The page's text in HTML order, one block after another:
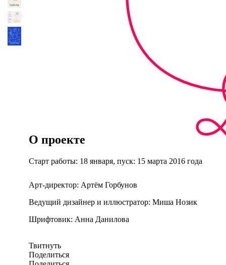
О проекте
Старт работы: 18 января, пуск: 15 марта 2016 года
Арт-директор: Артём Горбунов
Ведущий дизайнер и иллюстратор: Миша Нозик
Шрифтовик: Анна Данилова
Твитнуть
Поделиться